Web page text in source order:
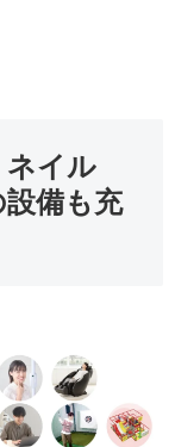
ネイル
備も充